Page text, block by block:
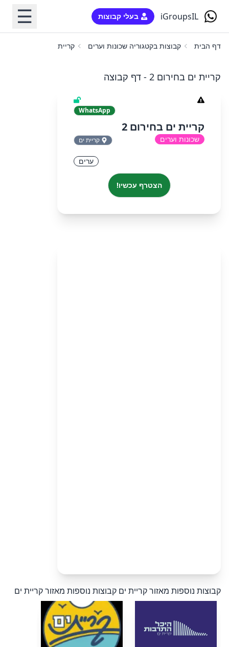
iGroupsIL בעלי קבוצות ☰
דף הבית קבוצות בקטגוריה שכונות וערים קריית ים בחירום 2
קריית ים בחירום 2 - דף קבוצה
WhatsApp
קריית ים בחירום 2
שכונות וערים קריית ים
ערים
הצטרף עכשיו!
קבוצות נוספות מאזור קריית ים קבוצות נוספות מאזור קריית ים